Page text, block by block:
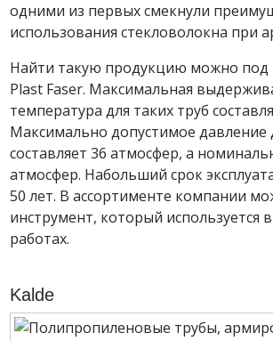
одними из первых смекнули
использования стекловолокна при
Найти такую продукцию можно под
Plast Faser. Максимальная
температура для таких труб
Максимально допустимое давление
составляет 36 атмосфер, а
атмосфер. Набольший срок
50 лет. В ассортименте компании
инструмент, который используется
работах.
Kalde